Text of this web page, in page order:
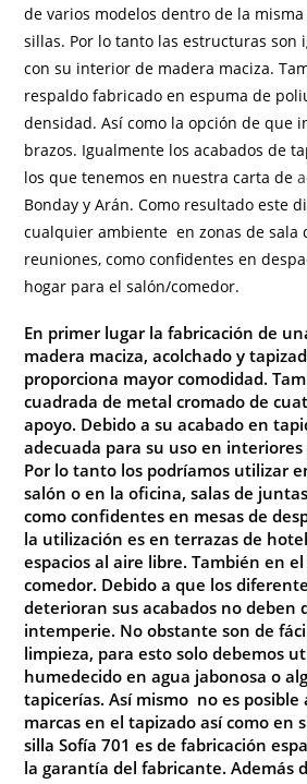
de varios modelos dentro de la
sillas. Por lo tanto las estructuras son
con su interior de madera maciza.
respaldo fabricado en espuma de
densidad. Así como la opción de que
brazos. Igualmente los acabados de
los que tenemos en nuestra carta de
Bonday y Arán. Como resultado este
cualquier ambiente en zonas de sala
reuniones, como confidentes en
hogar para el salón/comedor.
En primer lugar la fabricación de
madera maciza, acolchado y
proporciona mayor comodidad.
cuadrada de metal cromado de
apoyo. Debido a su acabado en
adecuada para su uso en interiores
Por lo tanto los podríamos utilizar
salón o en la oficina, salas de
como confidentes en mesas de
la utilización es en terrazas de
espacios al aire libre. También en
comedor. Debido a que los
deterioran sus acabados no deben
intemperie. No obstante son de
limpieza, para esto solo debemos
humedecido en agua jabonosa o
tapicerías. Así mismo no es
marcas en el tapizado así como en
silla Sofía 701 es de fabricación
la garantía del fabricante. Además